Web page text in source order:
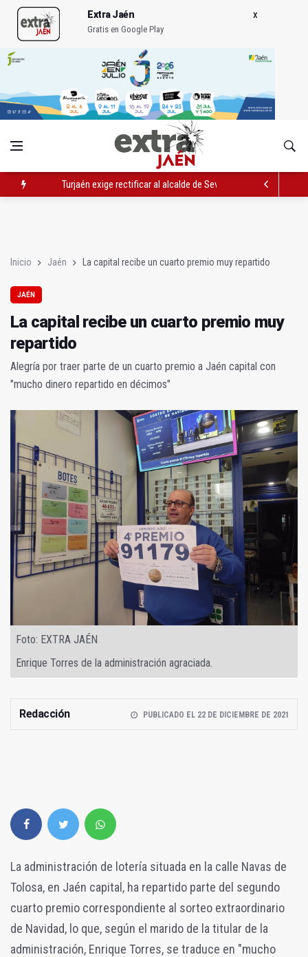
Extra Jaén
Gratis en Google Play
Turjaén exige rectificar al alcalde de Sevilla por
Inicio Jaén La capital recibe un cuarto premio muy repartido
JAÉN
La capital recibe un cuarto premio muy
repartido
Alegría por traer parte de un cuarto premio a Jaén capital con
"mucho dinero repartido en décimos"
Foto: EXTRA JAÉN
Enrique Torres de la administración agraciada.
Redacción PUBLICADO EL 22 DE DICIEMBRE DE 2021
La administración de lotería situada en la calle Navas de
Tolosa, en Jaén capital, ha repartido parte del segundo
cuarto premio correspondiente al sorteo extraordinario
de Navidad, lo que, según el marido de la titular de la
administración, Enrique Torres, se traduce en "mucho